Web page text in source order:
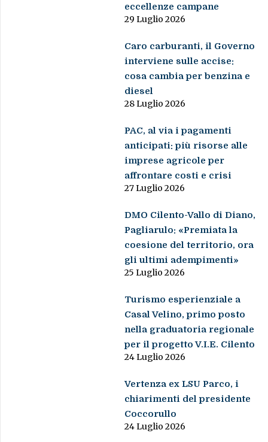
eccellenze campane
29 Luglio 2026
Caro carburanti, il Governo
interviene sulle accise:
cosa cambia per benzina e
diesel
28 Luglio 2026
PAC, al via i pagamenti
anticipati: più risorse alle
imprese agricole per
affrontare costi e crisi
27 Luglio 2026
DMO Cilento-Vallo di Diano,
Pagliarulo: «Premiata la
coesione del territorio, ora
gli ultimi adempimenti»
25 Luglio 2026
Turismo esperienziale a
Casal Velino, primo posto
nella graduatoria regionale
per il progetto V.I.E. Cilento
24 Luglio 2026
Vertenza ex LSU Parco, i
chiarimenti del presidente
Coccorullo
24 Luglio 2026